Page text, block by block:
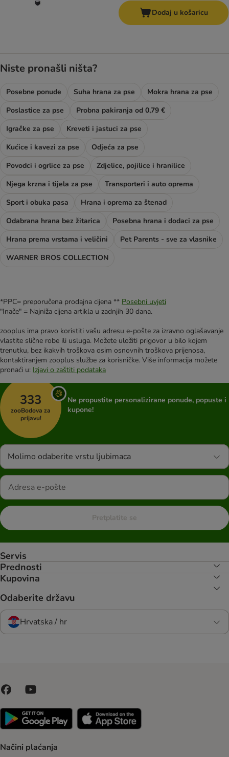
Dodaj u košaricu
Niste pronašli ništa?
Posebne ponude Suha hrana za pse
Mokra hrana za pse
Poslastice za pse
Probna pakiranja od 0,79 €
Igračke za pse
Kreveti i jastuci za pse
Kućice i kavezi za pse
Odjeća za pse
Povodci i ogrlice za pse
Zdjelice, pojilice i hranilice
Njega krzna i tijela za pse
Transporteri i auto oprema
Sport i obuka pasa
Hrana i oprema za štenad
Odabrana hrana bez žitarica
Posebna hrana i dodaci za pse
Hrana prema vrstama i veličini
Pet Parents - sve za vlasnike
WARNER BROS COLLECTION
*PPC= preporučena prodajna cijena ** Posebni uvjeti
"Inače" = Najniža cijena artikla u zadnjih 30 dana.
zooplus ima pravo koristiti vašu adresu e-pošte za izravno oglašavanje
vlastite slične robe ili usluga. Možete uložiti prigovor u bilo kojem
trenutku, bez ikakvih troškova osim osnovnih troškova prijenosa,
kontaktiranjem zooplus službe za korisničke. Više informacija možete
pronaći u: Izjavi o zaštiti podataka
333
zooBodova za
prijavu!
Ne propustite personalizirane ponude, popuste i
kupone!
Molimo odaberite vrstu ljubimaca
Pretplatite se
Servis
Prednosti
Kupovina
Odaberite državu
Hrvatska / hr
Načini plaćanja